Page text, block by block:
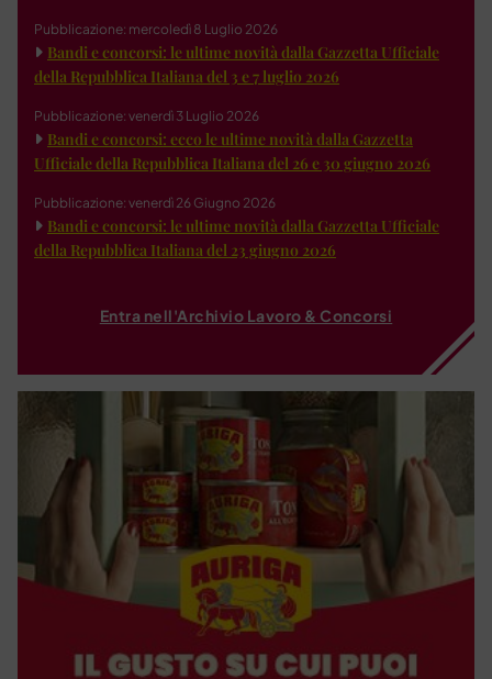
Pubblicazione: mercoledì 8 Luglio 2026
Bandi e concorsi: le ultime novità dalla Gazzetta Ufficiale
della Repubblica Italiana del 3 e 7 luglio 2026
Pubblicazione: venerdì 3 Luglio 2026
Bandi e concorsi: ecco le ultime novità dalla Gazzetta
Ufficiale della Repubblica Italiana del 26 e 30 giugno 2026
Pubblicazione: venerdì 26 Giugno 2026
Bandi e concorsi: le ultime novità dalla Gazzetta Ufficiale
della Repubblica Italiana del 23 giugno 2026
Entra nell'Archivio Lavoro & Concorsi